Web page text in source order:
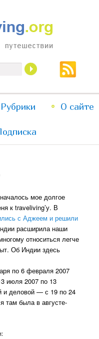
Перейти
Перейти
Рубрики О сайте
мое долгое
к traveliving’у. В
с Аджеем и решили
расширила наши
относиться легче
Об Индии здесь
по 6 февраля 2007
июля 2007 по 13
и деловой — с 19 по 24
там была в августе-